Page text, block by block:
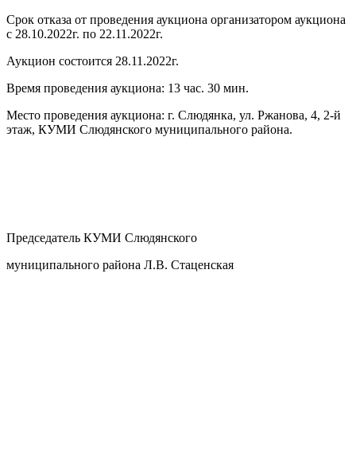
Срок отказа от проведения аукциона организатором аукциона
с 28.10.2022г. по 22.11.2022г.
Аукцион состоится 28.11.2022г.
Время проведения аукциона: 13 час. 30 мин.
Место проведения аукциона: г. Слюдянка, ул. Ржанова, 4, 2-й
этаж, КУМИ Слюдянского муниципального района.
Председатель КУМИ Слюдянского
муниципального района Л.В. Стаценская